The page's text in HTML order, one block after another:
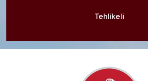
Tehlikeli